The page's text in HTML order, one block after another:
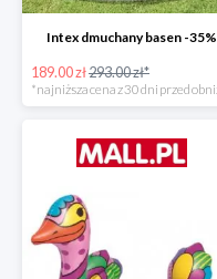
Intex dmuchany basen -35%
189.00 zł293.00 zł*